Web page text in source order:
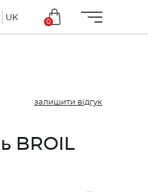
UK
0
залишити відгук
BROIL